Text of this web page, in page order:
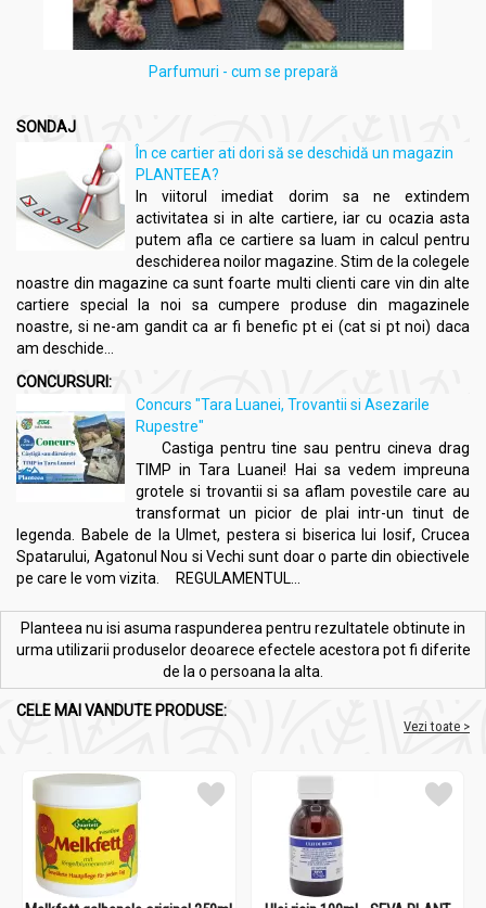
Infecții respiratorii sau ale pielii
Precauții, contraindicații și sfaturi:
A se evita contactul cu ochii, interiorul urechilor și zonele
sensibile.
Posibilă sensibilitate cutanată; se recomandă testarea
prealabilă pe o zonă mică de piele.
A nu se utiliza de către femeile gravide sau care
alăptează fără aviz medical.
A se păstra într-un loc răcoros, ferit de lumină și
umiditate, departe de accesul copiilor.
Ulei esential geranium 10ml - HERBAL SANA
Aromaterapie: 3-5 picături în difuzorul de aromaterapie
sau într-un bol cu apă caldă.
Masaj: 4-6 picături diluate în 10 ml de ulei vegetal pentru
masaj anticelulitic sau relaxant.
Baie : 5-10 picături adăugate în apa caldă pentru un efect
relaxant și detoxifiant.
Inhalare : câteva picături pe un șervețel sau direct din
Cosmetică: adăugarea în creme, loțiuni sau seruri pentru
îngrijirea pielii.
Odorizant: utilizat în săculeți parfumati sau potpuriuri
pentru aromatizarea spațiului.
Parfumuri - cum se prepară
SONDAJ
În ce cartier ati dori să se deschidă un magazin
PLANTEEA?
In viitorul imediat dorim sa ne extindem
activitatea si in alte cartiere, iar cu ocazia asta
putem afla ce cartiere sa luam in calcul pentru
deschiderea noilor magazine. Stim de la colegele
noastre din magazine ca sunt foarte multi clienti care vin din alte
cartiere special la noi sa cumpere produse din magazinele
noastre, si ne-am gandit ca ar fi benefic pt ei (cat si pt noi) daca
am deschide...
CONCURSURI:
Concurs "Tara Luanei, Trovantii si Asezarile
Rupestre"
Castiga pentru tine sau pentru cineva drag
TIMP in Tara Luanei! Hai sa vedem impreuna
grotele si trovantii si sa aflam povestile care au
transformat un picior de plai intr-un tinut de
legenda. Babele de la Ulmet, pestera si biserica lui Iosif, Crucea
Spatarului, Agatonul Nou si Vechi sunt doar o parte din obiectivele
pe care le vom vizita. REGULAMENTUL...
Planteea nu isi asuma raspunderea pentru rezultatele obtinute in
urma utilizarii produselor deoarece efectele acestora pot fi diferite
de la o persoana la alta.
CELE MAI VANDUTE PRODUSE:
Vezi toate >